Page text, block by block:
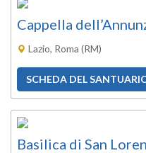
Cappella
Lazio, Roma (RM)
SCHEDA DEL
Basilica di San